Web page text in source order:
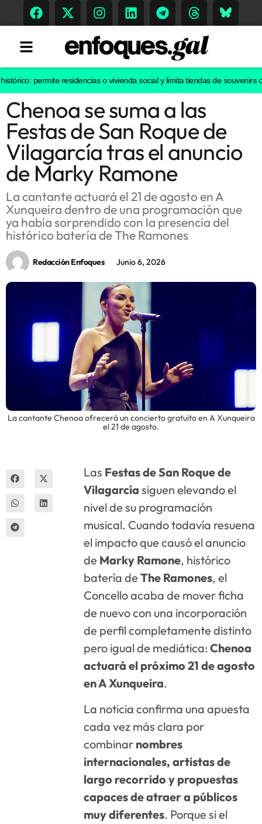
Tendencias
Memoria Histórica
Gastronomía
Escenarios
Sostenibilidad
permite residencias o vivienda social y limita tiendas de souvenirs o
Chenoa se suma a las
Festas de San Roque de
Vilagarcía tras el anuncio
de Marky Ramone
La cantante actuará el 21 de agosto en A
Xunqueira dentro de una programación que
ya había sorprendido con la presencia del
histórico batería de The Ramones
Redacción Enfoques Junio 6, 2026
La cantante Chenoa ofrecerá un concierto gratuito en A Xunqueira
el 21 de agosto.
Las Festas de San Roque de
Vilagarcía siguen elevando el
nivel de su programación
musical. Cuando todavía resuena
el impacto que causó el anuncio
de Marky Ramone, histórico
batería deThe Ramones, el
Concello acaba de mover ficha
de nuevo con una incorporación
de perfil completamente distinto
pero igual de mediática:Chenoa
actuará el próximo 21 de agosto
en A Xunqueira.
La noticia confirma una apuesta
cada vez más clara por
combinar nombres
internacionales, artistas de
largo recorrido y propuestas
capaces de atraer a públicos
muy diferentes. Porque si el